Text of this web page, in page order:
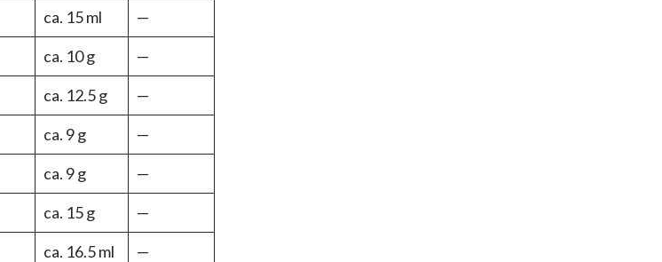
ca. 15 ml
—
ca. 10 g
—
ca. 12.5 g
—
ca. 9 g
—
ca. 9 g
—
ca. 15 g
—
ca. 16.5 ml
—